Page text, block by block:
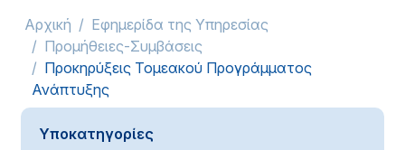
Αρχική
Εφημερίδα της Υπηρεσίας
Προμήθειες-Συμβάσεις
Προκηρύξεις Τομεακού Προγράμματος
Ανάπτυξης
Υποκατηγορίες